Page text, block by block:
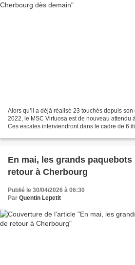
Alors qu’il a déjà réalisé 23 touchés depuis
2022, le MSC Virtuosa est de nouveau attendu
Ces escales interviendront dans le cadre de 6
En mai, les grands paquebots
retour à Cherbourg
Publié le 30/04/2026 à 06:30
Par Quentin Lepetit